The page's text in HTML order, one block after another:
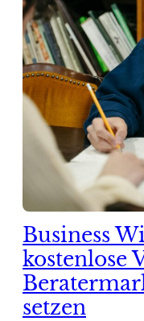
Business
kostenlose
setzen